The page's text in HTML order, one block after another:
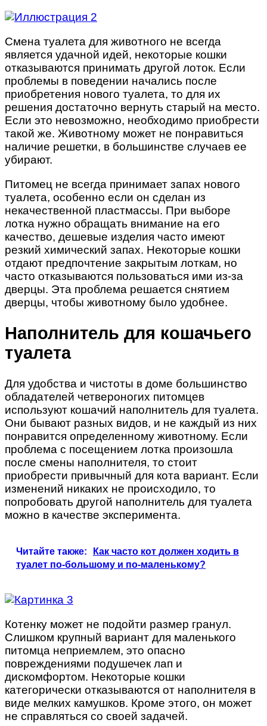
Смена туалета для животного не всегда
является удачной идей, некоторые кошки
отказываются принимать другой лоток. Если
проблемы в поведении начались после
приобретения нового туалета, то для их
решения достаточно вернуть старый на место.
Если это невозможно, необходимо приобрести
такой же. Животному может не понравиться
наличие решетки, в большинстве случаев ее
убирают.
Питомец не всегда принимает запах нового
туалета, особенно если он сделан из
некачественной пластмассы. При выборе
лотка нужно обращать внимание на его
качество, дешевые изделия часто имеют
резкий химический запах. Некоторые кошки
отдают предпочтение закрытым лоткам, но
часто отказываются пользоваться ими из-за
дверцы. Эта проблема решается снятием
дверцы, чтобы животному было удобнее.
Наполнитель для кошачьего
туалета
Для удобства и чистоты в доме большинство
обладателей четвероногих питомцев
используют кошачий наполнитель для туалета.
Они бывают разных видов, и не каждый из них
понравится определенному животному. Если
проблема с посещением лотка произошла
после смены наполнителя, то стоит
приобрести привычный для кота вариант. Если
изменений никаких не происходило, то
попробовать другой наполнитель для туалета
можно в качестве эксперимента.
Читайте также:
Как часто кот должен ходить в
туалет по-большому и по-маленькому?
Котенку может не подойти размер гранул.
Слишком крупный вариант для маленького
питомца неприемлем, это опасно
повреждениями подушечек лап и
дискомфортом. Некоторые кошки
категорически отказываются от наполнителя в
виде мелких камушков. Кроме этого, он может
не справляться со своей задачей.